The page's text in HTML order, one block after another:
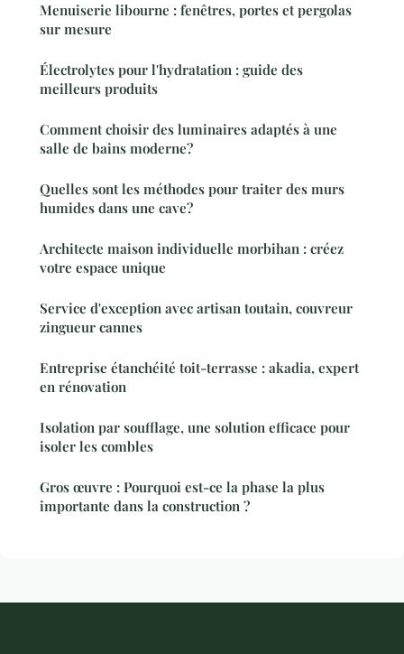
Menuiserie libourne : fenêtres, portes et pergolas
sur mesure
Électrolytes pour l'hydratation : guide des
meilleurs produits
Comment choisir des luminaires adaptés à une
salle de bains moderne?
Quelles sont les méthodes pour traiter des murs
humides dans une cave?
Architecte maison individuelle morbihan : créez
votre espace unique
Service d'exception avec artisan toutain, couvreur
zingueur cannes
Entreprise étanchéité toit-terrasse : akadia, expert
en rénovation
Isolation par soufflage, une solution efficace pour
isoler les combles
Gros œuvre : Pourquoi est-ce la phase la plus
importante dans la construction ?